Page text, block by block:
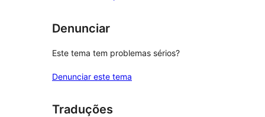
Denunciar
Este tema tem problemas sérios?
Denunciar este tema
Traduções